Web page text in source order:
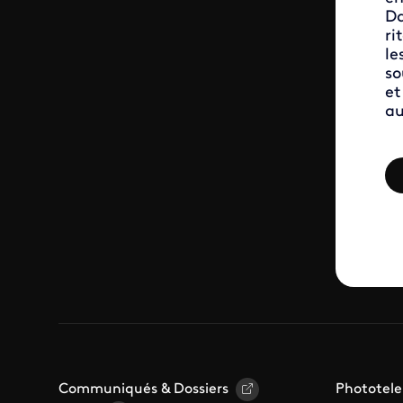
et
Communiqués & Dossiers Phototele